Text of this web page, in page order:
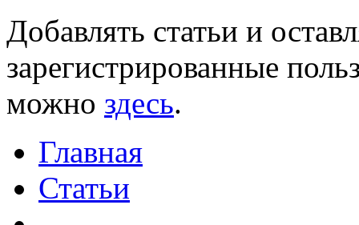
Добавлять статьи и
зарегистрированные
можно здесь.
Главная
Статьи